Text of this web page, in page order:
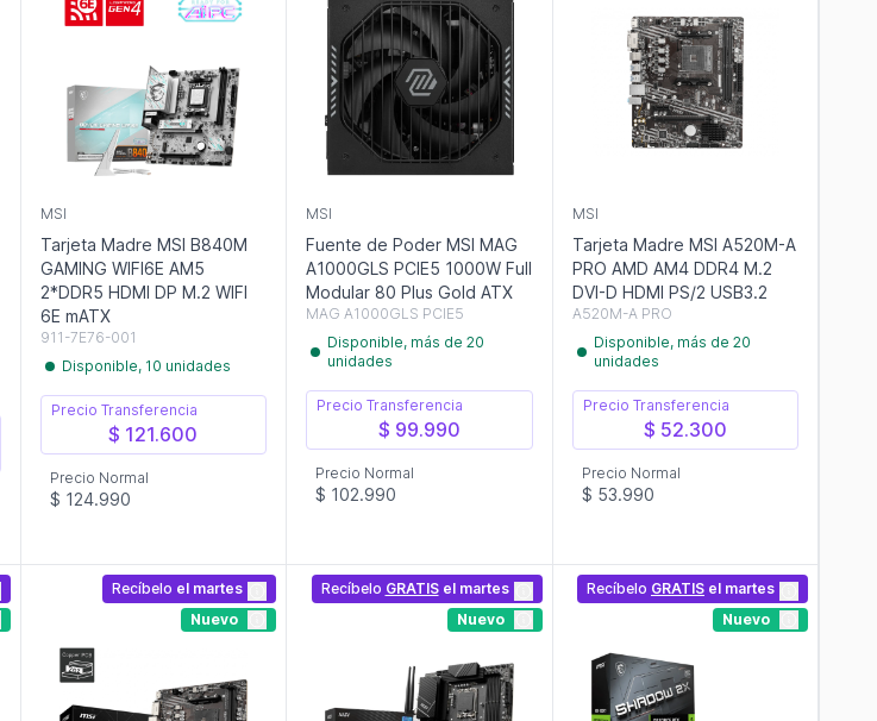
MSI
Tarjeta Madre MSI B840M
GAMING WIFI6E AM5
2*DDR5 HDMI DP M.2 WIFI
6E mATX
911-7E76-001
Disponible, 10 unidades
Precio Transferencia
$ 121.600
Precio Normal
$ 124.990
MSI
Fuente de Poder MSI MAG
A1000GLS PCIE5 1000W Full
Modular 80 Plus Gold ATX
MAG A1000GLS PCIE5
Disponible, más de 20
unidades
Precio Transferencia
$ 99.990
Precio Normal
$ 102.990
MSI
Tarjeta Madre MSI A520M-A
PRO AMD AM4 DDR4 M.2
DVI-D HDMI PS/2 USB3.2
A520M-A PRO
Disponible, más de 20
unidades
Precio Transferencia
$ 52.300
Precio Normal
$ 53.990
Recíbelo el martes
Nuevo
Recíbelo GRATISel martes
Nuevo
Recíbelo GRATIS el martes
Nuevo